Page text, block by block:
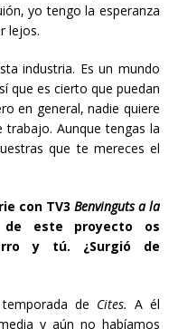
yo tengo la esperanza
lejos.
industria. Es un mundo
que es cierto que puedan
en general, nadie quiere
Aunque tengas la
que te mereces el
con TV3 Benvinguts a la
este proyecto os
y tú. ¿Surgió de
de Cites. A él
y aún no habíamos